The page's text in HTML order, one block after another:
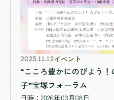
2025.11.12イベント
“こころ豊かにのびよう
子”宝塚フォーラム
日時：2026年03月08日